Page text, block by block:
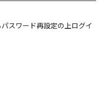
スワード再設定の上ログイ